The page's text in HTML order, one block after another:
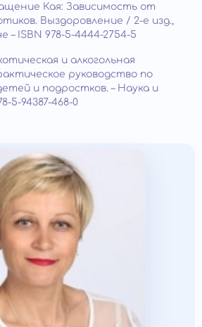
Кая: Зависимость от
Выздоровление / 2-е изд.,
– ISBN 978-5-4444-2754-5
и алкогольная
руководство по
и подростков. – Наука и
5-94387-468-0